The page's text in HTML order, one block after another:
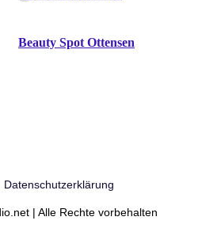
Beauty Spot Ottensen
Datenschutzerklärung
| Alle Rechte vorbehalten